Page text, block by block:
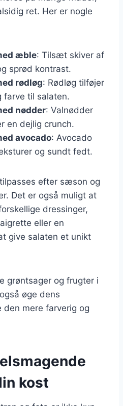
ret. Her er nogle
æble: Tilsæt skiver af
sprød kontrast.
rødløg: Rødløg tilføjer
farve til salaten.
nødder: Valnødder
en dejlig crunch.
avocado: Avocado
og sundt fedt.
efter sæson og
Det er også muligt at
dressinger,
eller en
give salaten et unikt
grøntsager og frugter i
øge dens
mere farverig og
kost